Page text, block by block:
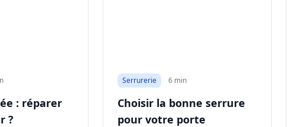
: réparer
?
Serrurerie 6 min
Choisir la bonne serrure
pour votre porte